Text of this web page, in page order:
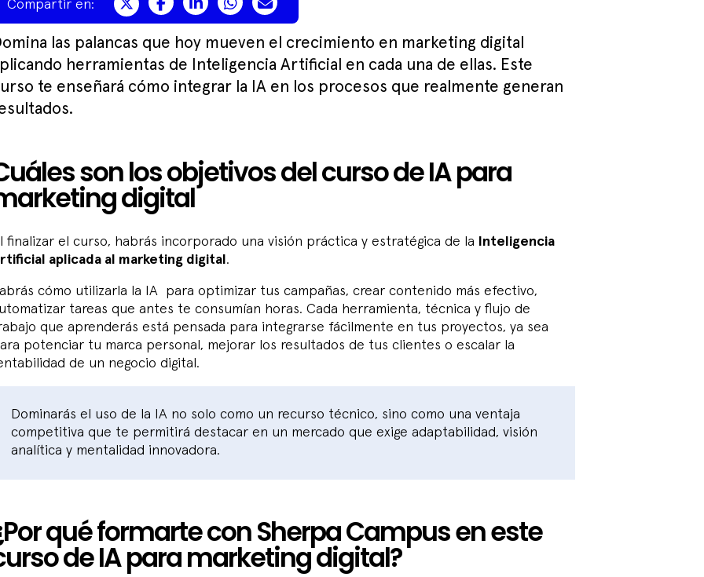
Compartir en:
las palancas que hoy mueven el crecimiento en marketing digital
herramientas de Inteligencia Artificial en cada una de ellas. Este
te enseñará cómo integrar la IA en los procesos que realmente generan
son los objetivos del curso de IA para
digital
finalizar el curso, habrás incorporado una visión práctica y estratégica de la
Inteligencia
aplicada al marketing digital .
cómo utilizarla la IA para optimizar tus campañas, crear contenido más efectivo,
tareas que antes te consumían horas. Cada herramienta, técnica y flujo de
que aprenderás está pensada para integrarse fácilmente en tus proyectos, ya sea
potenciar tu marca personal, mejorar los resultados de tus clientes o escalar la
de un negocio digital.
Dominarás el uso de la IA no solo como un recurso técnico, sino como una ventaja
competitiva que te permitirá destacar en un mercado que exige adaptabilidad, visión
analítica y mentalidad innovadora.
qué formarte con Sherpa Campus en este
de IA para marketing digital?